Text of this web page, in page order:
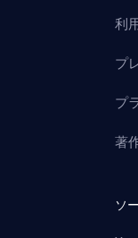
利
プ
プ
著
ソ